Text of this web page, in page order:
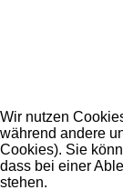
Wir nutzen
während andere
Cookies). Sie
dass bei einer
stehen.